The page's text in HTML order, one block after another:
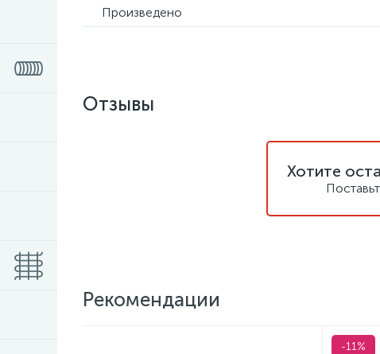
Произведено
Отзывы
Хотите
Рекомендации
-11%